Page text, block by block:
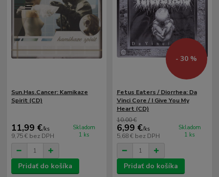
Sun.Has.Cancer: Kamikaze
Spirit (CD)
11,99 €/ks
9,75 € bez DPH
Skladom
1 ks
Pridať do košíka
- 30 %
Fetus Eaters / Diorrhea: Da
Vinci Core / I Give You My
Heart (CD)
10,00 €
6,99 €/ks
5,68 € bez DPH
Skladom
1 ks
Pridať do košíka